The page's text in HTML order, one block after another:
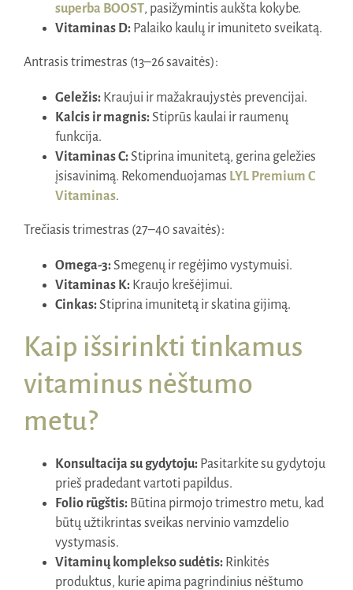
superba BOOST, pasižymintis aukšta kokybe.
Vitaminas D:Palaiko kaulų ir imuniteto sveikatą.
Antrasis trimestras (13–26 savaitės):
Geležis:Kraujui ir mažakraujystės prevencijai.
Kalcis ir magnis:Stiprūs kaulai ir raumenų
funkcija.
Vitaminas C:Stiprina imunitetą, gerina geležies
įsisavinimą. Rekomenduojamas LYL Premium C
Vitaminas.
Trečiasis trimestras (27–40 savaitės):
Omega-3:Smegenų ir regėjimo vystymuisi.
Vitaminas K:Kraujo krešėjimui.
Cinkas:Stiprina imunitetą ir skatina gijimą.
Kaip išsirinkti tinkamus
vitaminus nėštumo
metu?
Konsultacija su gydytoju:Pasitarkite su gydytoju
prieš pradedant vartoti papildus.
Folio rūgštis:Būtina pirmojo trimestro metu, kad
būtų užtikrintas sveikas nervinio vamzdelio
vystymasis.
Vitaminų komplekso sudėtis:Rinkitės
produktus, kurie apima pagrindinius nėštumo